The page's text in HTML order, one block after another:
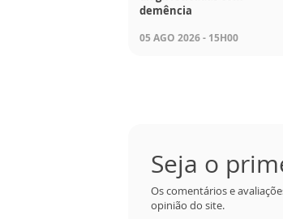
demência
05 AGO 2026 - 15H00
Seja o
Os comentários e
opinião do site.